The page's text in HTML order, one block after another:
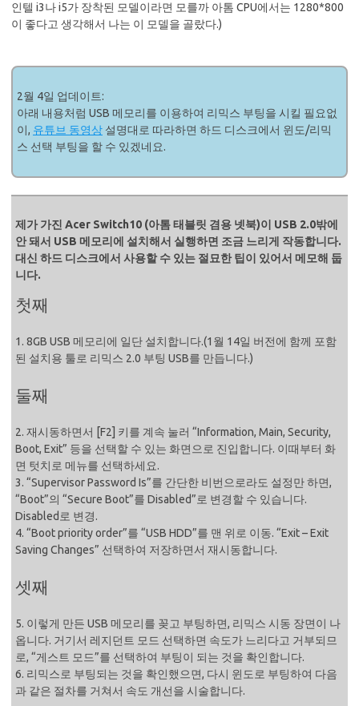
인텔 i3나 i5가 장착된 모델이라면 모를까 아톰 CPU에서는 1280*800
이 좋다고 생각해서 나는 이 모델을 골랐다.)
2월 4일 업데이트:
아래 내용처럼 USB 메모리를 이용하여 리믹스 부팅을 시킬 필요없
이, 유튜브 동영상 설명대로 따라하면 하드 디스크에서 윈도/리믹
스 선택 부팅을 할 수 있겠네요.
제가 가진 Acer Switch10 (아톰 태블릿 겸용 넷북)이 USB 2.0밖에
안 돼서 USB 메모리에 설치해서 실행하면 조금 느리게 작동합니다.
대신 하드 디스크에서 사용할 수 있는 절묘한 팁이 있어서 메모해 둡
니다.
첫째
1. 8GB USB 메모리에 일단 설치합니다.(1월 14일 버전에 함께 포함
된 설치용 툴로 리믹스 2.0 부팅 USB를 만듭니다.)
둘째
2. 재시동하면서 [F2] 키를 계속 눌러 “Information, Main, Security,
Boot, Exit” 등을 선택할 수 있는 화면으로 진입합니다. 이때부터 화
면 텃치로 메뉴를 선택하세요.
3. “Supervisor Password Is”를 간단한 비번으로라도 설정만 하면,
“Boot”의 “Secure Boot”를 Disabled”로 변경할 수 있습니다.
Disabled로 변경.
4. “Boot priority order”를 “USB HDD”를 맨 위로 이동. “Exit – Exit
Saving Changes” 선택하여 저장하면서 재시동합니다.
셋째
5. 이렇게 만든 USB 메모리를 꽂고 부팅하면, 리믹스 시동 장면이 나
옵니다. 거기서 레지던트 모드 선택하면 속도가 느리다고 거부되므
로, “게스트 모드”를 선택하여 부팅이 되는 것을 확인합니다.
6. 리믹스로 부팅되는 것을 확인했으면, 다시 윈도로 부팅하여 다음
과 같은 절차를 거쳐서 속도 개선을 시술합니다.